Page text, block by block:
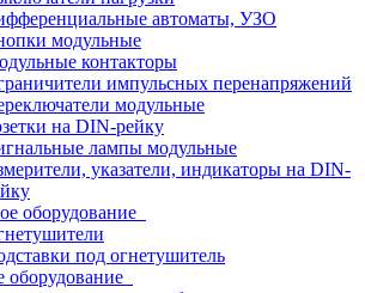
автоматы, УЗО
модульные
контакторы
импульсных перенапряжений
модульные
на DIN-рейку
лампы модульные
указатели, индикаторы на DIN-
оборудование
под огнетушитель
оборудование